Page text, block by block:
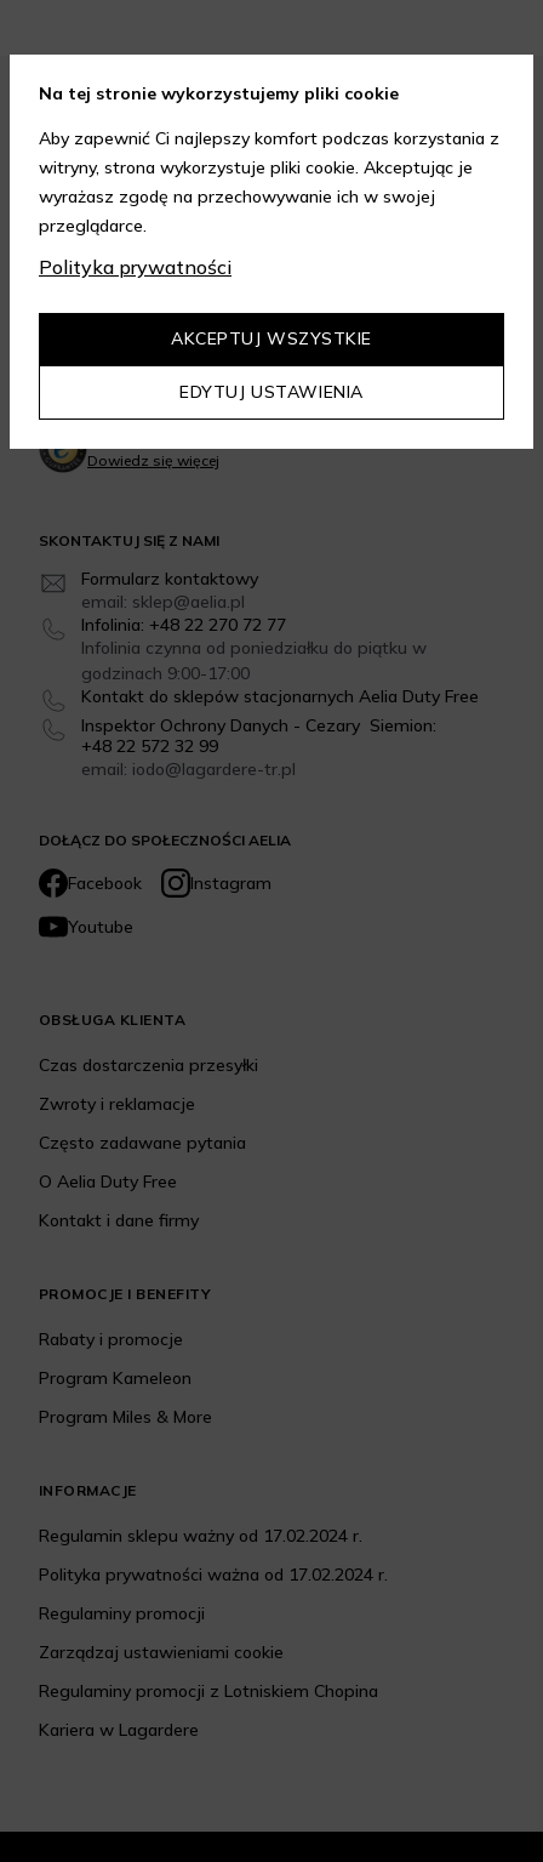
DOŁĄCZ DO SPOŁECZNOŚCI AELIA
Facebook
Instagram
Youtube
SKONTAKTUJ SIĘ Z NAMI
Formularz kontaktowy
email: sklep@aelia.pl
Infolinia: +48 22 270 72 77
Infolinia czynna od poniedziałku do piątku w
godzinach 9:00-17:00
Kontakt do sklepów stacjonarnych Aelia Duty Free
Inspektor Ochrony Danych - Cezary Siemion:
+48 22 572 32 99
email: iodo@lagardere-tr.pl
FORMY DOSTAWY
OBSŁUGA KLIENTA
Czas dostarczenia przesyłki
Zwroty i reklamacje
Często zadawane pytania
O Aelia Duty Free
Kontakt i dane firmy
PROMOCJE I BENEFITY
Rabaty i promocje
Program Kameleon
Program Miles & More
INFORMACJE
Regulamin sklepu ważny od 17.02.2024 r.
Polityka prywatności ważna od 17.02.2024 r.
Regulaminy promocji
Zarządzaj ustawieniami cookie
Regulaminy promocji z Lotniskiem Chopina
Kariera w Lagardere
GWARANCJA JAKOŚCI
Dowiedz się więcej
Na tej stronie wykorzystujemy pliki cookie
Aby zapewnić Ci najlepszy komfort podczas korzystania z
witryny, strona wykorzystuje pliki cookie. Akceptując je
wyrażasz zgodę na przechowywanie ich w swojej
przeglądarce.
Polityka prywatności
EDYTUJ USTAWIENIA
AKCEPTUJ WSZYSTKIE